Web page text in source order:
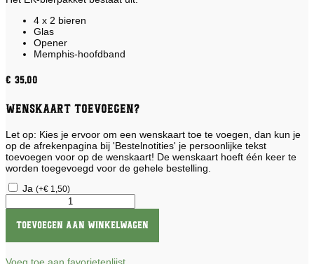
4 x 2 bieren
Glas
Opener
Memphis-hoofdband
€ 35,00
Wenskaart toevoegen?
Let op: Kies je ervoor om een wenskaart toe te voegen, dan kun je
op de afrekenpagina bij 'Bestelnotities' je persoonlijke tekst
toevoegen voor op de wenskaart! De wenskaart hoeft één keer te
worden toegevoegd voor de gehele bestelling.
Ja (+€ 1,50)
Bierpakket
2024
Toevoegen aan winkelwagen